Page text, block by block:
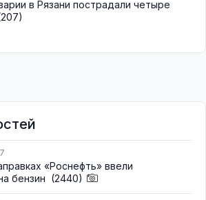
в Рязани пострадали четыре
«Роснефть» ввели
бензин (2440)